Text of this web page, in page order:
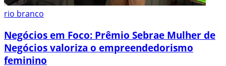
rio branco
Negócios em Foco: Prêmio Sebrae Mulher de
Negócios valoriza o empreendedorismo
feminino